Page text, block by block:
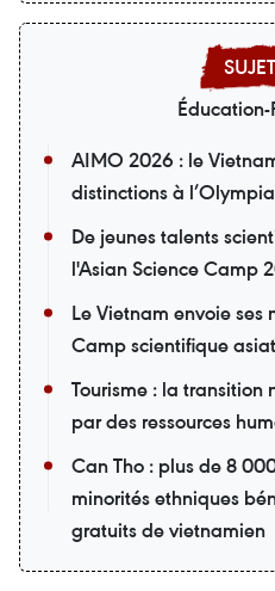
AIMO 2026 : le
distinctions à
De jeunes talents
l'Asian Science Camp
Le Vietnam envoie
Camp scientifique
Tourisme : la transition
par des ressources
Can Tho : plus de 8
minorités ethniques
gratuits de vietnamien